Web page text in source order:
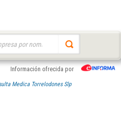
Información ofrecida por
Medica Torrelodones Slp